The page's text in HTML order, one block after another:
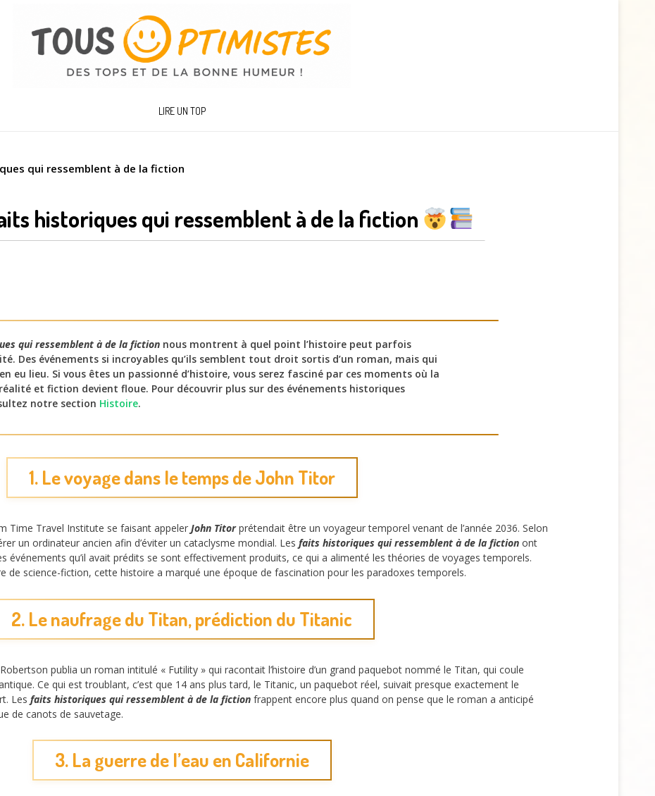
LIRE UN TOP
qui ressemblent à de la fiction
historiques qui ressemblent à de la fiction
qui ressemblent à de la fiction nous montrent à quel point l’histoire peut parfois
Des événements si incroyables qu’ils semblent tout droit sortis d’un roman, mais qui
eu lieu. Si vous êtes un passionné d’histoire, vous serez fasciné par ces moments où la
et fiction devient floue. Pour découvrir plus sur des événements historiques
notre section Histoire.
1. Le voyage dans le temps de John Titor
Time Travel Institute se faisant appeler John Titorprétendait être un voyageur temporel venant de l’année 2036. Selon
un ordinateur ancien afin d’éviter un cataclysme mondial. Les faits historiques qui ressemblent à de la fiction ont
événements qu’il avait prédits se sont effectivement produits, ce qui a alimenté les théories de voyages temporels.
de science-fiction, cette histoire a marqué une époque de fascination pour les paradoxes temporels.
2. Le naufrage du Titan, prédiction du Titanic
publia un roman intitulé « Futility » qui racontait l’histoire d’un grand paquebot nommé le Titan, qui coule
Ce qui est troublant, c’est que 14 ans plus tard, le Titanic, un paquebot réel, suivait presque exactement le
Les faits historiques qui ressemblent à de la fiction frappent encore plus quand on pense que le roman a anticipé
de canots de sauvetage.
3. La guerre de l’eau en Californie